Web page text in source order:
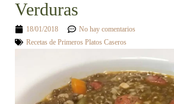
Verduras
18/01/2018
No hay comentarios
Recetas de Primeros Platos Caseros